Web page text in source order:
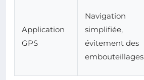
Application
GPS
Navigation
simplifiée,
évitement des
embouteillages